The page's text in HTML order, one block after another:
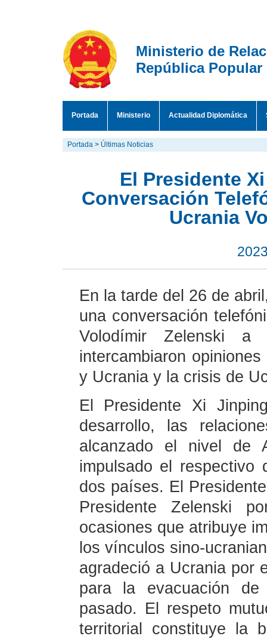
Ministerio de
República Popular
Portada Ministerio Actualidad Diplomática
Portada > Últimas Noticias
El Presidente
Conversación
Ucrania
En la tarde del 26 de
una conversación
Volodímir Zelenski a
intercambiaron
y Ucrania y la crisis de
El Presidente Xi
desarrollo, las
alcanzado el nivel de
impulsado el respectivo
dos países. El
Presidente Zelenski
ocasiones que atribuye
los vínculos sino-
agradeció a Ucrania por
para la evacuación
pasado. El respeto
territorial constituye la